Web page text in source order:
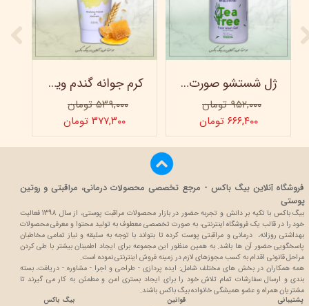
کرم جوانه گندم ویتابلا - تیوپی 60 میلی‌ لیتر
۵۳۹,۰۰۰ تومان
۳۷۷,۳۰۰ تومان
ژل شستشو صورت ویتابلا - 300 میلی لیتر
۹۵۲,۰۰۰ تومان
۶۶۶,۴۰۰ تومان
پشتیبانی
قوانین
بیگ باکس
فروشگاه آنلاین بیگ باکس - مرجع تخصصی محصولات درمانی، مراقبتی و روتین
پوستی
بیگ باکس با تکیه بر دانش و تجربه حضور در بازار محصولات مراقبت پوستی، از سال 1398 فعالیت
خود را در قالب یک فروشگاه اینترنتی، به صورت تخصصی معطوف به تولید محتوا و معرفی محصولات
بهداشتی روزانه، درمانی و مراقبتی پوست کرده تا بتواند با توجه به سلیقه و نیاز تمامی مخاطبان
پاسخگویی حضور آن ها باشد. به همین منظور این مجموعه برای ایجاد اطمینان بیشتر با طی کردن
مراحل قانونی اقدام به کسب مجوزهای لازم در زمینه فروش اینترنتی نموده است.
همه همکاران در بخش های مختلف شامل: ایده پردازی - طراحی و اجرا - مشاوره - دریافت، بسته
بندی و ارسال سفارشات تمام تلاش خود را برای ایجاد بستری امن و مطمئن به کار می گیرند تا
مشتریان همراه و عضو همیشگی خانواده بیگ باکس باشند.